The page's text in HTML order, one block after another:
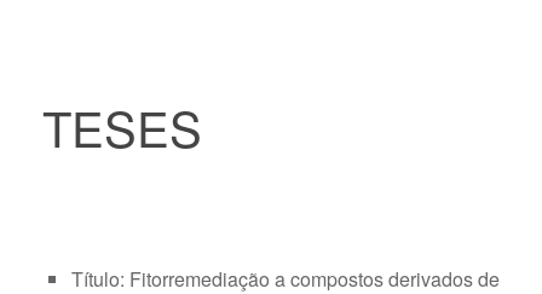
TESES
Título: Fitorremediação a compostos derivados de